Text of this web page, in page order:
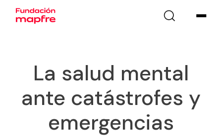
La salud mental
ante catástrofes y
emergencias